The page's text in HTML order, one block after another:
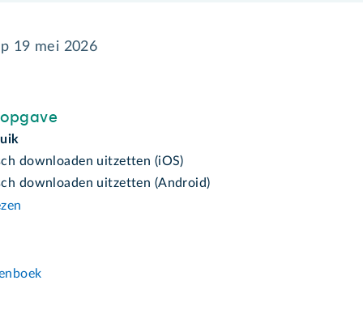
19 mei 2026
downloaden uitzetten (iOS)
downloaden uitzetten (Android)